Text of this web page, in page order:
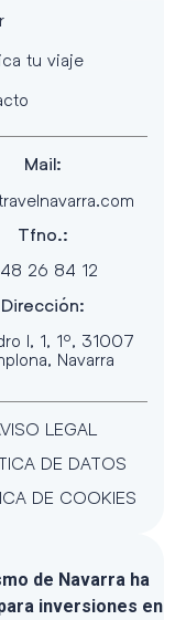
tu viaje
Mail:
Tfno.:
26 84 12
Dirección:
I, 1, 1º, 31007
Navarra
LEGAL
DE DATOS
DE COOKIES
de Navarra ha
inversiones en